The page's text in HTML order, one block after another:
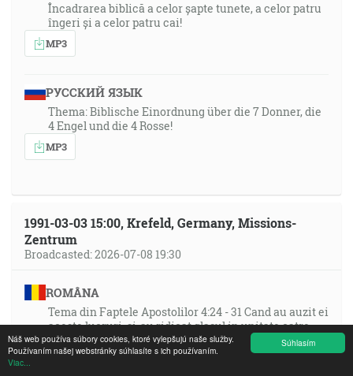
Súhlasím
Náš web používa súbory cookies, ktoré vylepšujú naše služby.
Používaním našej webstránky súhlasíte s ich používaním.
Viac...
Încadrarea biblică a celor șapte tunete, a celor patru
îngeri și a celor patru cai!
MP3
РУССКИЙ ЯЗЫК
Thema: Biblische Einordnung über die 7 Donner, die
4 Engel und die 4 Rosse!
MP3
1991-03-03 15:00, Krefeld, Germany, Missions-
Zentrum
Broadcasted: 2026-07-08 19:30
ROMÂNA
Tema din Faptele Apostolilor 4:24 - 31 Cand au auzit ei
aceste lucruri, si-au ridicat glasul in unitate catre
Dumnezeu si s-au rugat!